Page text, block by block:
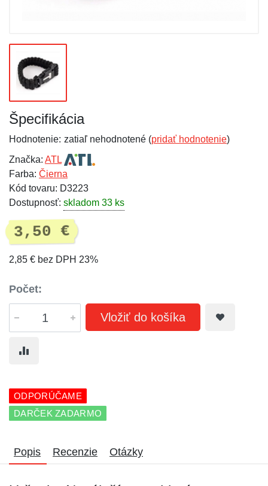
Špecifikácia
Hodnotenie: zatiaľ nehodnotené (pridať hodnotenie)
Značka: ATL
Farba: Čierna
Kód tovaru: D3223
Dostupnosť: skladom 33 ks
3,50 €
2,85 € bez DPH 23%
Počet:
Vložiť do košíka
ODPORÚČAME
DARČEK ZADARMO
Popis Recenzie Otázky